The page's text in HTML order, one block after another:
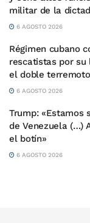
militar de la
6 AGOSTO 2026
Régimen cubano
rescatistas por su
el doble terremoto
6 AGOSTO 2026
Trump: «Estamos
de Venezuela (…)
el botín»
6 AGOSTO 2026